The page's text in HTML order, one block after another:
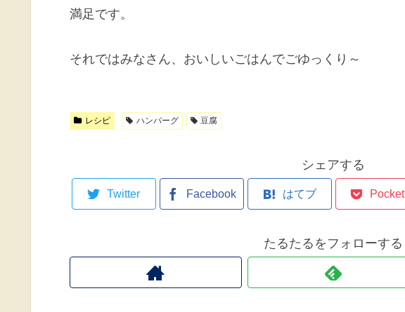
満足です。
それではみなさん、おいしいごはんでごゆっくり～
レシピ ハンバーグ 豆腐
シェアする
Twitter Facebook はてブ Pocket
たるたるをフォローする